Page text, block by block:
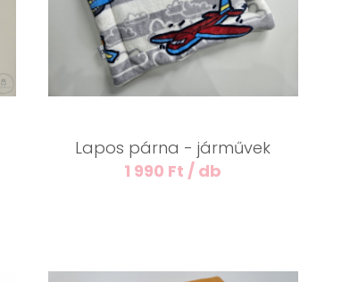
Lapos párna - járművek
1 990 Ft / db